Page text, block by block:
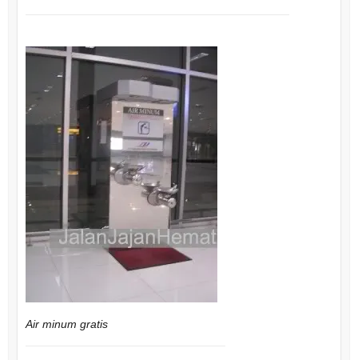
Air minum gratis